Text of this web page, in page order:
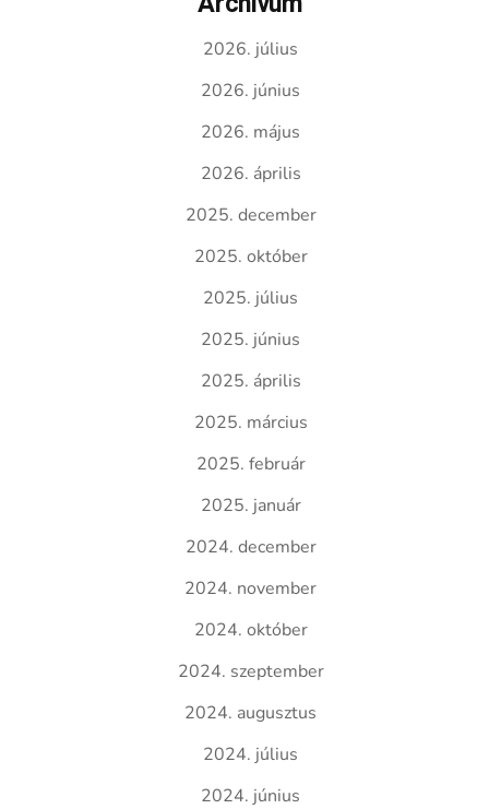
2026. július
2026. június
2026. május
2026. április
2025. december
2025. október
2025. július
2025. június
2025. április
2025. március
2025. február
2025. január
2024. december
2024. november
2024. október
2024. szeptember
2024. augusztus
2024. július
2024. június